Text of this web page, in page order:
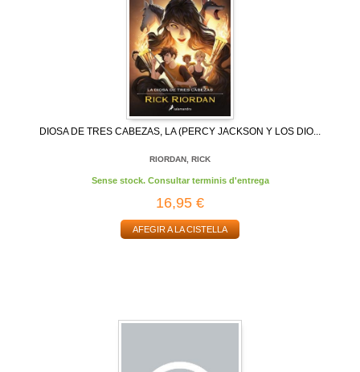
DIOSA DE TRES CABEZAS, LA (PERCY JACKSON Y LOS DIO...
RIORDAN, RICK
Sense stock. Consultar terminis d'entrega
16,95 €
AFEGIR A LA CISTELLA